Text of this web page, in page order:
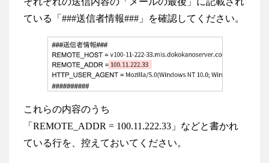
ている「###送信者情報###」を確認してください。
これらの内容のうち
「REMOTE_ADDR = 100.11.222.33」などと書かれ
ている行を、控えておいてください。